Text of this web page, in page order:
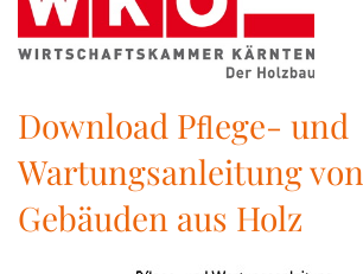
Download Pﬂege- und
Wartungsanleitung von
Gebäuden aus Holz